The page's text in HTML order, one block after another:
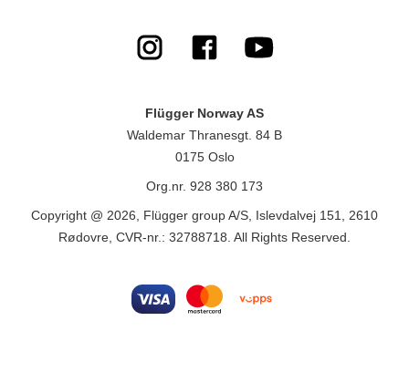
Flügger Norway AS
Waldemar Thranesgt. 84 B
0175 Oslo
Org.nr. 928 380 173
Copyright @ 2026, Flügger group A/S, Islevdalvej 151, 2610
Rødovre, CVR-nr.: 32788718. All Rights Reserved.